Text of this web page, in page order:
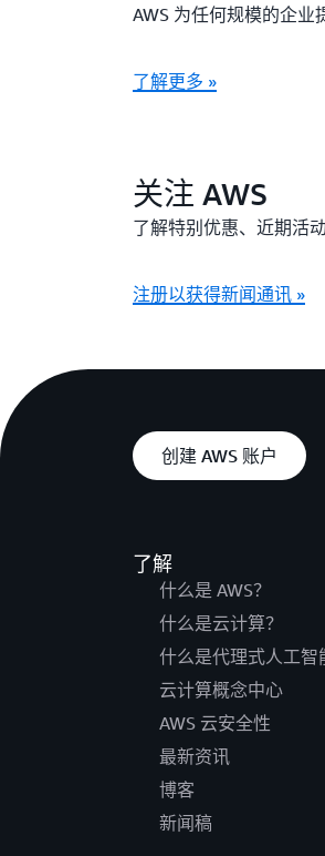
AWS 为任何规模的企业
了解更多 »
关注 AWS
了解特别优惠、近期活
注册以获得新闻通讯 »
创建 AWS 账户
了解
什么是 AWS？
什么是云计算？
什么是代理式人工智
云计算概念中心
AWS 云安全性
最新资讯
博客
新闻稿